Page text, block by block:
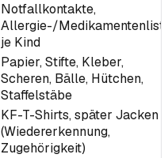
Notfallkontakte,
Allergie-/
je Kind
Papier, Stifte, Kleber,
Scheren, Bälle, Hütchen,
Staffelstäbe
KF-T-Shirts, später Jacken
(Wiedererkennung,
Zugehörigkeit)